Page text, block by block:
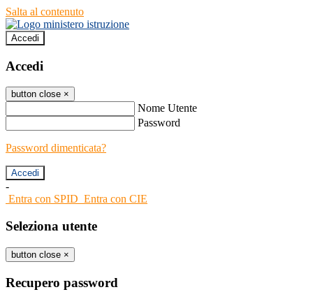
Salta al contenuto
Accedi
Accedi
button close ×
Nome Utente
Password
Password dimenticata?
-
Entra con SPID Entra con CIE
Seleziona utente
button close ×
Recupero password